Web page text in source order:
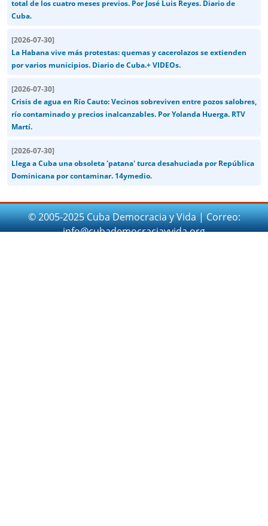
total de los cuatro meses previos. Por José Luis Reyes. Diario de
Cuba.
[2026-07-30]
La Habana vive más protestas: quemas y cacerolazos se extienden
por varios municipios. Diario de Cuba.+ VIDEOs.
[2026-07-30]
Crisis de agua en Río Cauto: Vecinos sobreviven entre pozos salobres,
río contaminado y precios inalcanzables. Por Yolanda Huerga. RTV
Martí.
[2026-07-30]
Llega a Cuba una obsoleta 'patana' turca desahuciada por República
Dominicana por contaminar. 14ymedio.
© 2005-2025 Cuba Democracia y Vida | Correo:
info@cubademocraciayvida.org